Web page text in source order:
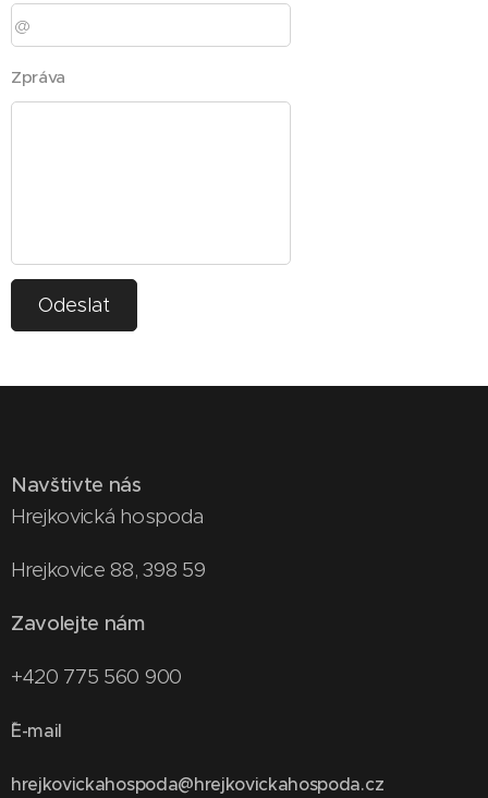
Zpráva
Odeslat
Navštivte nás
Hrejkovická hospoda
Hrejkovice 88, 398 59
Zavolejte nám
+420 775 560 900
E-mail
hrejkovickahospoda@hrejkovickahospoda.cz